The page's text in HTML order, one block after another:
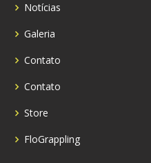
Notícias
Galeria
Contato
Contato
Store
FloGrappling